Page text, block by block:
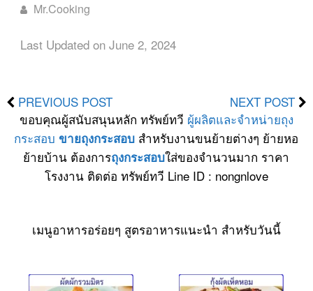
Mr.Cooking
Last Updated on June 2, 2024
PREVIOUS POST
NEXT POST
ขอบคุณผู้สนับสนุนหลัก ทรัพย์ทวี ผู้ผลิตและจำหน่ายถุง
กระสอบ ขายถุงกระสอบ สำหรับงานขนย้ายต่างๆ ย้ายหอ
ย้ายบ้าน ต้องการถุงกระสอบใส่ของจำนวนมาก ราคา
โรงงาน ติดต่อ ทรัพย์ทวี Line ID : nongnlove
เมนูอาหารอร่อยๆ สูตรอาหารแนะนำ สำหรับวันนี้